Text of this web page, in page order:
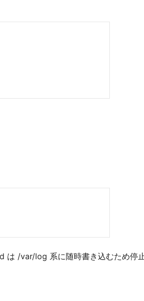
/var/log 系に随時書き込むため停